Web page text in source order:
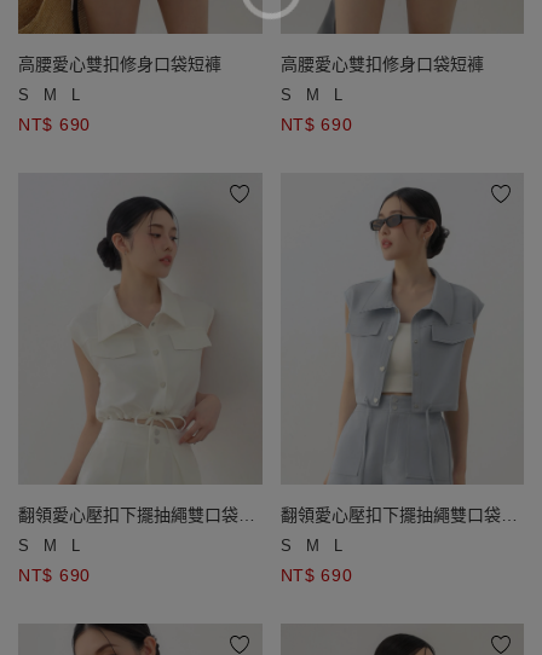
高腰愛心雙扣修身口袋短褲
S M L
NT$ 690
高腰愛心雙扣修身口袋短褲
S M L
NT$ 690
翻領愛心壓扣下擺抽繩雙口袋背
心
S M L
NT$ 690
翻領愛心壓扣下擺抽繩雙口袋背
心
S M L
NT$ 690